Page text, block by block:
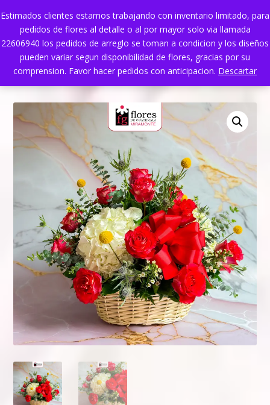
Estimados clientes estamos trabajando con inventario limitado, para
pedidos de flores al detalle o al por mayor solo via llamada
22606940 los pedidos de arreglo se toman a condicion y los diseños
pueden variar segun disponibilidad de flores, gracias por su
comprension. Favor hacer pedidos con anticipacion. Descartar